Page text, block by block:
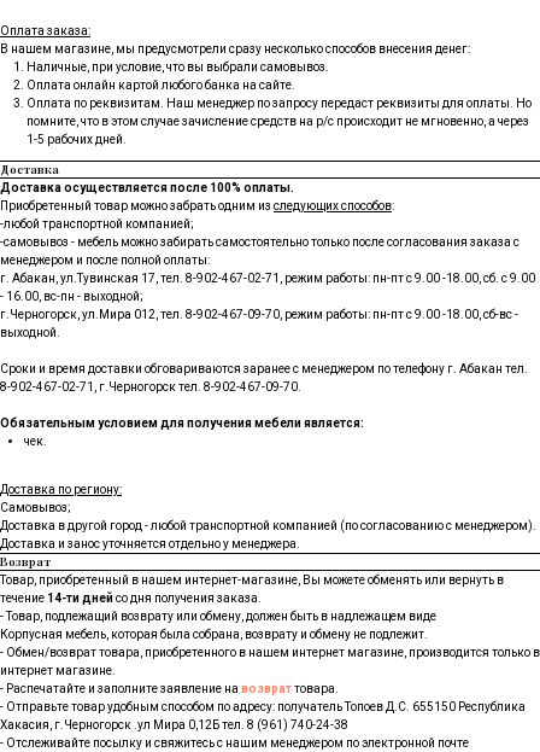
Оплата заказа:
В нашем магазине, мы предусмотрели сразу несколько способов внесения денег:
Наличные, при условие, что вы выбрали самовывоз.
Оплата онлайн картой любого банка на сайте.
Оплата по реквизитам. Наш менеджер по запросу передаст реквизиты для оплаты. Но
помните, что в этом случае зачисление средств на р/с происходит не мгновенно, а через
1-5 рабочих дней.
Доставка
Доставка осуществляется после 100% оплаты.
Приобретенный товар можно забрать одним из следующих способов:
-любой транспортной компанией;
-самовывоз - мебель можно забирать самостоятельно только после согласования заказа с
менеджером и после полной оплаты:
г. Абакан, ул.Тувинская 17, тел. 8-902-467-02-71
, режим работы: пн-пт с 9.00 -18.00, сб. с 9.00
- 16.00, вс-пн - выходной;
г.Черногорск, ул.Мира 012, тел. 8-902-467-09-70 , режим работы: пн-пт с 9.00 -18.00, сб-вс -
выходной.
Сроки и время доставки обговариваются заранее с менеджером по телефону г. Абакан тел.
8-902-467-02-71, г.Черногорск тел. 8-902-467-09-70.
Обязательным условием для получения мебели является:
чек.
Доставка по региону:
Самовывоз;
Доставка в другой город - любой транспортной компанией (по согласованию с менеджером).
Доставка и занос уточняется отдельно у менеджера.
Возврат
Товар, приобретенный в нашем интернет-магазине, Вы можете обменять или вернуть в
течение 14-ти днейсо дня получения заказа.
- Товар, подлежащий возврату или обмену, должен быть в надлежащем виде
Корпусная мебель, которая была собрана, возврату и обмену не подлежит.
- Обмен/возврат товара, приобретенного в нашем интернет магазине, производится только в
интернет магазине.
- Распечатайте и заполните заявление на возвраттовара.
- Отправьте товар удобным способом по адресу: получатель Топоев Д.С. 655150 Республика
Хакасия, г.Черногорск .ул Мира 0,12Б тел. 8 (961) 740-24-38
- Отслеживайте посылку и свяжитесь с нашим менеджером по электронной почте